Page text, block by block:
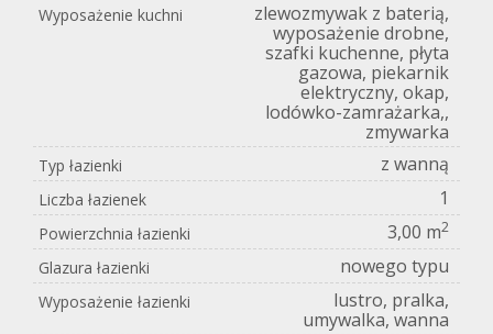
Wyposażenie kuchni
zlewozmywak z baterią,
wyposażenie drobne,
szafki kuchenne, płyta
gazowa, piekarnik
elektryczny, okap,
lodówko-zamrażarka,,
zmywarka
Typ łazienki z wanną
Liczba łazienek 1
Powierzchnia łazienki 3,00 m2
Glazura łazienki nowego typu
Wyposażenie łazienki
lustro, pralka,
umywalka, wanna